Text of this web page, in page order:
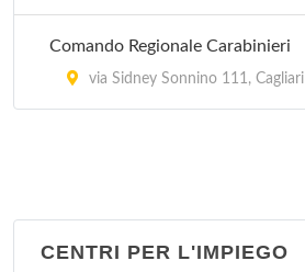
Comando Regionale Carabinieri
via Sidney Sonnino 111, Cagliari
CENTRI PER L'IMPIEGO